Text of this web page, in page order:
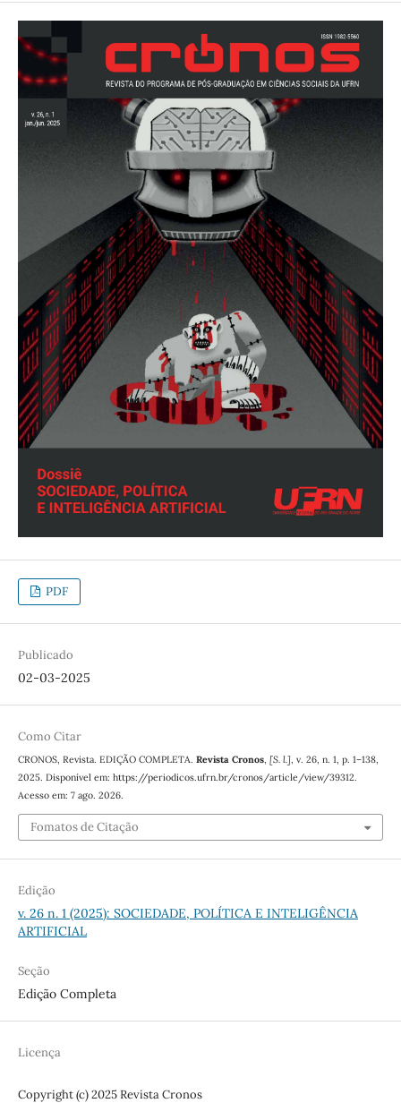
PDF
Publicado
02-03-2025
Como Citar
CRONOS, Revista. EDIÇÃO COMPLETA. Revista Cronos, [S. l.], v. 26, n. 1, p. 1–138,
2025. Disponível em: https://periodicos.ufrn.br/cronos/article/view/39312.
Acesso em: 7 ago. 2026.
Fomatos de Citação
Edição
v. 26 n. 1 (2025): SOCIEDADE, POLÍTICA E INTELIGÊNCIA
ARTIFICIAL
Seção
Edição Completa
Licença
Copyright (c) 2025 Revista Cronos